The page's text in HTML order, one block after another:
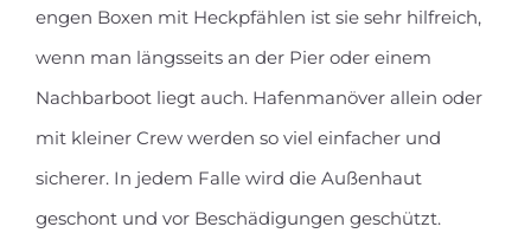
engen Boxen mit Heckpfählen ist sie sehr hilfreich,
wenn man längsseits an der Pier oder einem
Nachbarboot liegt auch. Hafenmanöver allein oder
mit kleiner Crew werden so viel einfacher und
sicherer. In jedem Falle wird die Außenhaut
geschont und vor Beschädigungen geschützt.